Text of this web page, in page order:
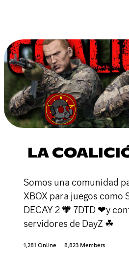
LA
Somos una comunidad
XBOX para juegos como
DECAY 2 🧡 7DTD ❤y
servidores de DayZ ☘
1,281 Online 8,823 Members